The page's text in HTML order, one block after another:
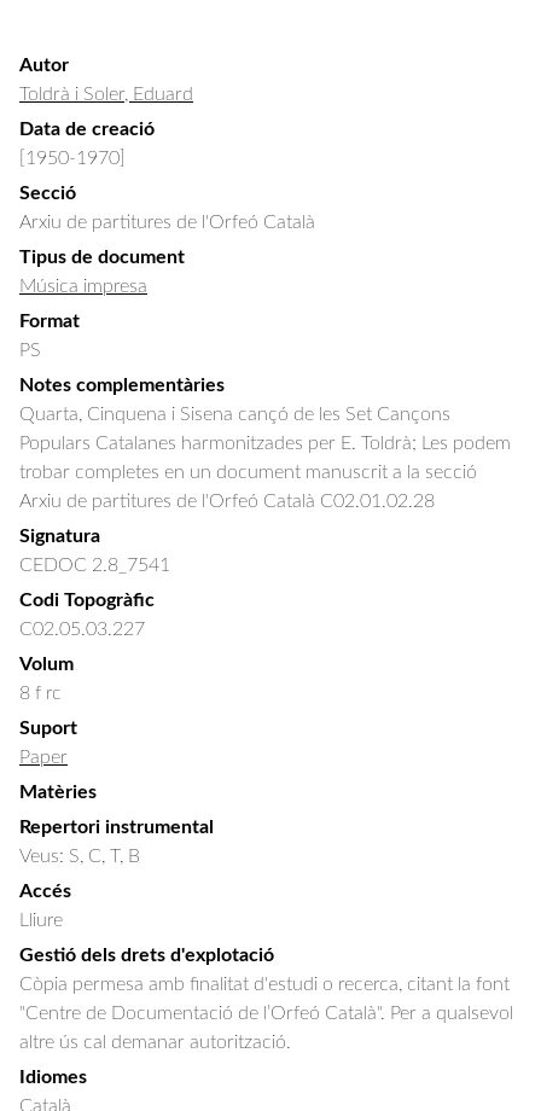
Autor
Toldrà i Soler, Eduard
Data de creació
[1950-1970]
Secció
Arxiu de partitures de l'Orfeó Català
Tipus de document
Música impresa
Format
PS
Notes complementàries
Quarta, Cinquena i Sisena cançó de les Set Cançons
Populars Catalanes harmonitzades per E. Toldrà; Les podem
trobar completes en un document manuscrit a la secció
Arxiu de partitures de l'Orfeó Català C02.01.02.28
Signatura
CEDOC 2.8_7541
Codi Topogràfic
C02.05.03.227
Volum
8 f rc
Suport
Paper
Matèries
Repertori instrumental
Veus: S, C, T, B
Accés
Lliure
Gestió dels drets d'explotació
Còpia permesa amb finalitat d'estudi o recerca, citant la font
"Centre de Documentació de l’Orfeó Català". Per a qualsevol
altre ús cal demanar autorització.
Idiomes
Català